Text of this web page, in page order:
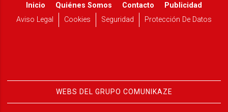
Inicio Quiénes Somos Contacto
Publicidad
Aviso Legal
Cookies Seguridad Protección De Datos
WEBS DEL GRUPO COMUNIKAZE